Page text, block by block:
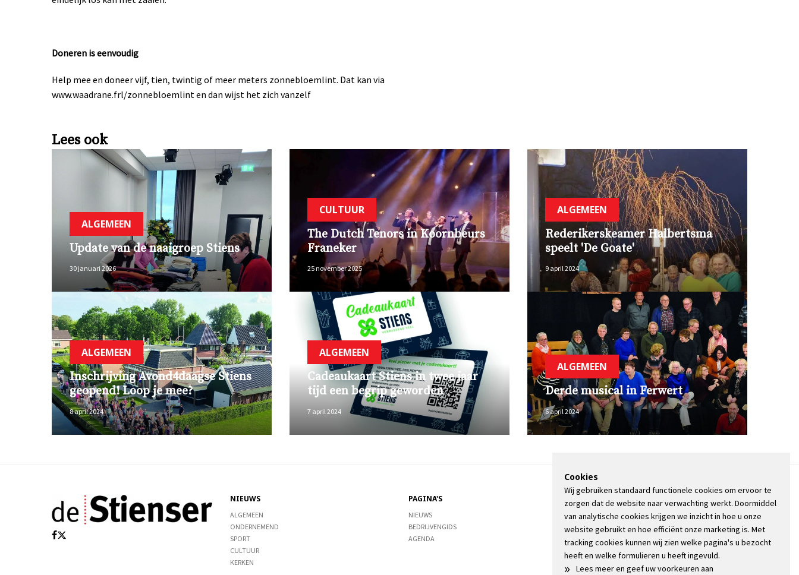
Doneren is eenvoudig
Help mee en doneer vijf, tien, twintig of meer meters zonnebloemlint. Dat kan via
www.waadrane.frl/zonnebloemlint en dan wijst het zich vanzelf
Lees ook
ALGEMEEN
Update van de naaigroep Stiens
30 januari 2026
CULTUUR
The Dutch Tenors in Koornbeurs
Franeker
25 november 2025
ALGEMEEN
Rederikerskeamer Halbertsma
speelt 'De Goate'
9 april 2024
ALGEMEEN
Inschrijving Avond4daagse Stiens
geopend! Loop je mee?
8 april 2024
ALGEMEEN
Cadeaukaart Stiens in twee jaar
tijd een begrip geworden
7 april 2024
ALGEMEEN
Derde musical in Ferwert
6 april 2024
NIEUWS
ALGEMEEN
ONDERNEMEND
SPORT
CULTUUR
KERKEN
PAGINA'S
NIEUWS
BEDRIJVENGIDS
AGENDA
OVER DE STIENSER
CONTACT
ADVERTEREN
INFORMATIE
Cookies
Wij gebruiken standaard functionele cookies om ervoor te
zorgen dat de website naar verwachting werkt. Doormiddel
van analytische cookies krijgen we inzicht in hoe u onze
website gebruikt en hoe efficiënt onze marketing is. Met
tracking cookies kunnen wij zien welke pagina's u bezocht
heeft en welke formulieren u heeft ingevuld.
» Lees meer en geef uw voorkeuren aan